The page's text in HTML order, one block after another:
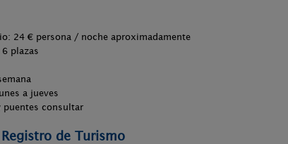
24 € persona / noche aproximadamente
plazas
a jueves
puentes consultar
de Turismo